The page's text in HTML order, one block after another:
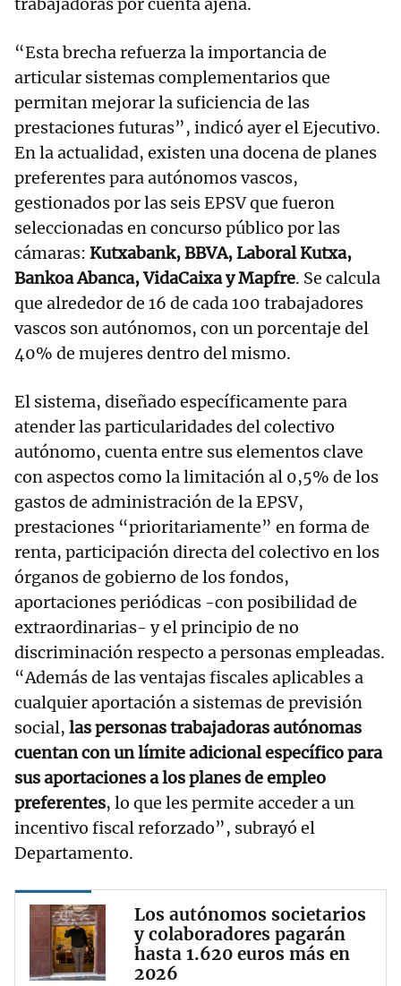
trabajadoras por cuenta ajena.
“Esta brecha refuerza la importancia de
articular sistemas complementarios que
permitan mejorar la suficiencia de las
prestaciones futuras”, indicó ayer el Ejecutivo.
En la actualidad, existen una docena de planes
preferentes para autónomos vascos,
gestionados por las seis EPSV que fueron
seleccionadas en concurso público por las
cámaras: Kutxabank, BBVA, Laboral Kutxa,
Bankoa Abanca, VidaCaixa y Mapfre. Se calcula
que alrededor de 16 de cada 100 trabajadores
vascos son autónomos, con un porcentaje del
40% de mujeres dentro del mismo.
El sistema, diseñado específicamente para
atender las particularidades del colectivo
autónomo, cuenta entre sus elementos clave
con aspectos como la limitación al 0,5% de los
gastos de administración de la EPSV,
prestaciones “prioritariamente” en forma de
renta, participación directa del colectivo en los
órganos de gobierno de los fondos,
aportaciones periódicas -con posibilidad de
extraordinarias- y el principio de no
discriminación respecto a personas empleadas.
“Además de las ventajas fiscales aplicables a
cualquier aportación a sistemas de previsión
social, las personas trabajadoras autónomas
cuentan con un límite adicional específico para
sus aportaciones a los planes de empleo
preferentes, lo que les permite acceder a un
incentivo fiscal reforzado”, subrayó el
Departamento.
Los autónomos societarios
y colaboradores pagarán
hasta 1.620 euros más en
2026